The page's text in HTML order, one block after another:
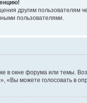
другим
пользователями.
в окне форума или темы.
можете голосовать в